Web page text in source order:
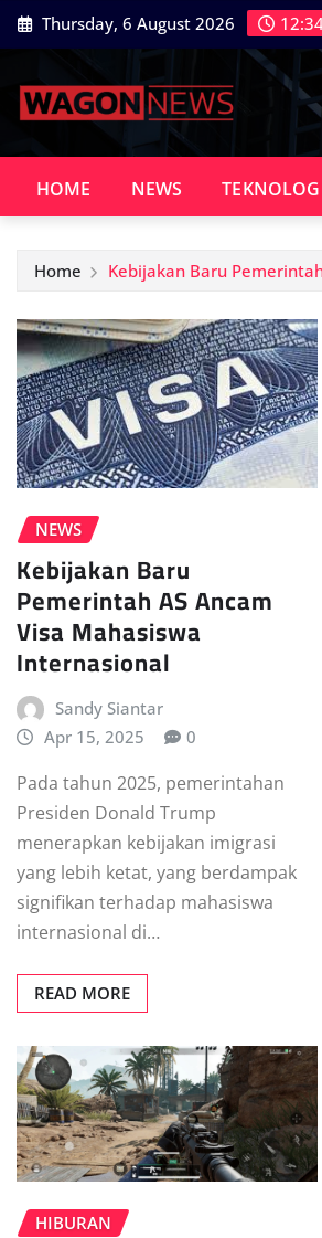
Skip
to
Thursday, 6 August 2026
HOME NEWS
Home Kebijakan Baru
NEWS
Kebijakan Baru
Pemerintah AS Ancam
Visa Mahasiswa
Internasional
Sandy Siantar
Apr 15, 2025
0
Pada tahun 2025, pemerintahan
Presiden Donald Trump
menerapkan kebijakan imigrasi
yang lebih ketat, yang berdampak
signifikan terhadap mahasiswa
internasional di…
READ MORE
HIBURAN